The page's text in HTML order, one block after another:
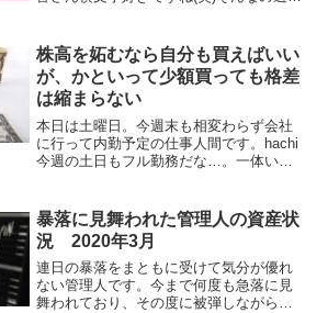
ンだっ！」と言っていたらそれなりに雰
囲気出る感じなのかな...
株高を妬むなら自分も買えばいい
が、かといって少額買っても格差
は縮まらない
本日は土曜日。今週末も相変わらず会社
に行って内勤予定の仕事人間です。hachi
今週の土日もフル勤務だな…。一体いつ
て、仕事は鬱陶しい限りですが、市場は
本日もやってくれ...
暴落に見舞われた管理人の資産状
況 2020年3月
連日の暴落をまともに受けて気分が優れ
ない管理人です。今まで何度も急落に見
舞われており、その度に被弾しながらも